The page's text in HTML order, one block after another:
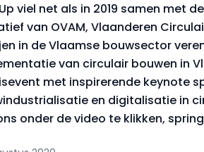
viel net als in 2019 samen met
van OVAM, Vlaanderen
in de Vlaamse bouwsector
van circulair bouwen in
met inspirerende keynote
en digitalisatie in
onder de video te klikken,